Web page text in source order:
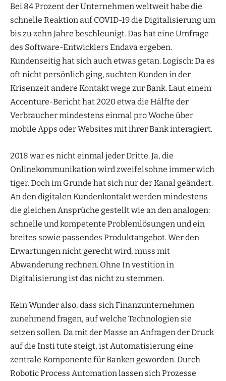
Bei 84 Prozent der Unternehmen weltweit habe die
schnelle Reaktion auf COVID-19 die Digitalisierung um
bis zu zehn Jahre beschleunigt. Das hat eine Umfrage
des Software-Entwicklers Endava ergeben.
Kundenseitig hat sich auch etwas getan. Logisch: Da es
oft nicht persönlich ging, suchten Kunden in der
Krisenzeit andere Kontakt wege zur Bank. Laut einem
Accenture-Bericht hat 2020 etwa die Hälfte der
Verbraucher mindestens einmal pro Woche über
mobile Apps oder Websites mit ihrer Bank interagiert.
2018 war es nicht einmal jeder Dritte. Ja, die
Onlinekommunikation wird zweifelsohne immer wich
tiger. Doch im Grunde hat sich nur der Kanal geändert.
An den digitalen Kundenkontakt werden mindestens
die gleichen Ansprüche gestellt wie an den analogen:
schnelle und kompetente Problemlösungen und ein
breites sowie passendes Produktangebot. Wer den
Erwartungen nicht gerecht wird, muss mit
Abwanderung rechnen. Ohne In vestition in
Digitalisierung ist das nicht zu stemmen.
Kein Wunder also, dass sich Finanzunternehmen
zunehmend fragen, auf welche Technologien sie
setzen sollen. Da mit der Masse an Anfragen der Druck
auf die Insti tute steigt, ist Automatisierung eine
zentrale Komponente für Banken geworden. Durch
Robotic Process Automation lassen sich Prozesse